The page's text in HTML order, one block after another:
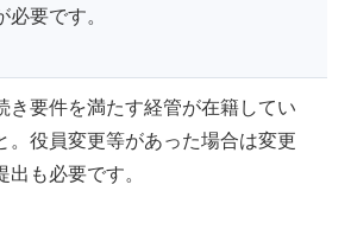
必要です。
き要件を満たす経管が在籍してい
。役員変更等があった場合は変更
出も必要です。